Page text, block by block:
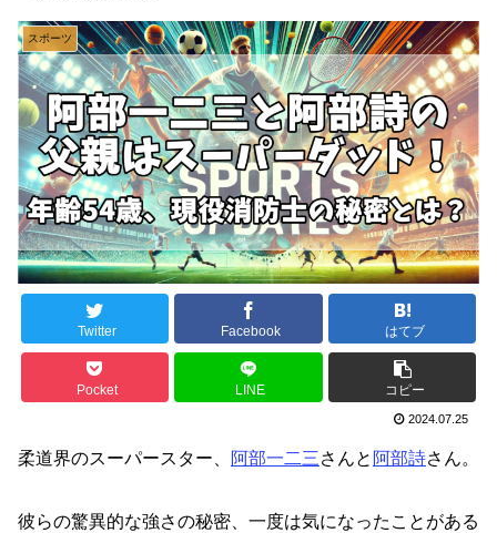
スポーツ
Twitter Facebook はてブ
Pocket LINE コピー
2024.07.25
柔道界のスーパースター、 阿部一二三さんと 阿部詩さん。
彼らの驚異的な強さの秘密、一度は気になったことがある